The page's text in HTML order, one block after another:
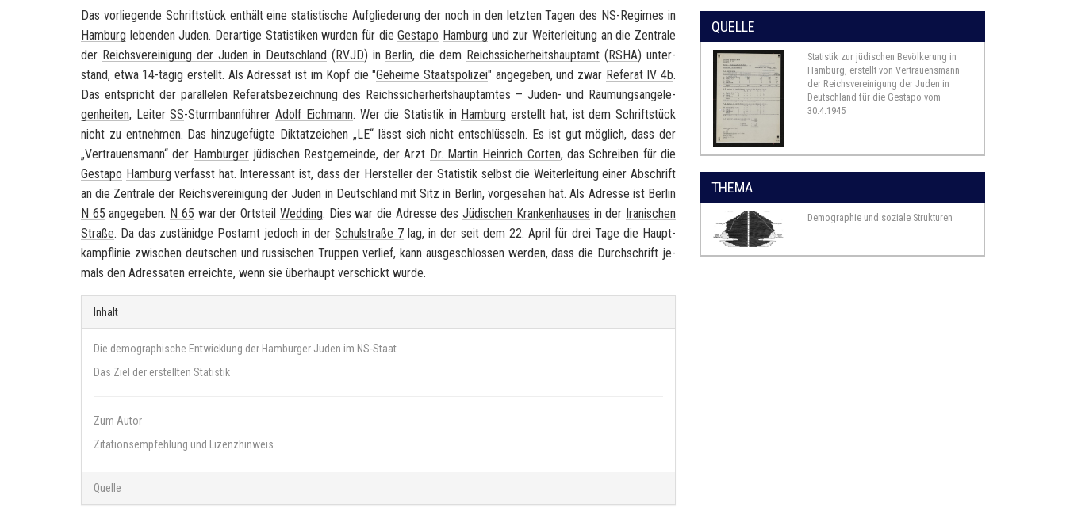
Das vor­lie­gen­de Schrift­stück ent­hält eine sta­tis­ti­sche Auf­glie­de­rung der noch in den letz­ten Tagen des NS-​Regimes in
Ham­burg le­ben­den Juden. Der­ar­ti­ge Sta­tis­ti­ken wur­den für dieGe­sta­po Ham­burg und zur Wei­ter­lei­tung an die Zen­tra­le
der Reichs­ver­ei­ni­gung der Juden in Deutsch­land (RVJD) in Ber­lin, die dem Reichs­si­cher­heits­haupt­amt (RSHA) un­ter­
stand, etwa 14-​tägig er­stellt. Als Adres­sat ist im Kopf die "Ge­hei­me Staats­po­li­zei" an­ge­ge­ben, und zwar Re­fe­rat IV 4b.
Das ent­spricht der par­al­le­len Re­fe­rats­be­zeich­nung des Reichs­si­cher­heits­haupt­am­tes – Juden-​ und Räu­mungs­an­ge­le­
gen­hei­ten, Lei­terSS-​SturmbannführerAdolf Eich­mann. Wer die Sta­tis­tik in Ham­burg er­stellt hat, ist dem Schrift­stück
nicht zu ent­neh­men. Das hin­zu­ge­füg­te Dik­tat­zei­chen „LE“ lässt sich nicht ent­schlüs­seln. Es ist gut mög­lich, dass der
„Ver­trau­ens­mann“ der Ham­bur­gerjü­di­schen Rest­ge­mein­de, der Arzt Dr. Mar­tin Hein­rich Cor­ten, das Schrei­ben für die
Ge­sta­po Ham­burg ver­fasst hat. In­ter­es­sant ist, dass der Her­stel­ler der Sta­tis­tik selbst die Wei­ter­lei­tung einer Ab­schrift
an die Zen­tra­le der Reichs­ver­ei­ni­gung der Juden in Deutsch­land mit Sitz in Ber­lin, vor­ge­se­hen hat. Als Adres­se ist Ber­lin
N 65 an­ge­ge­ben. N 65 war der Orts­teil Wed­ding. Dies war die Adres­se desJü­di­schen Kran­ken­hau­ses in der Ira­ni­schen
Stra­ße. Da das zu­stä­n­idge Post­amt je­doch in der Schul­stra­ße 7 lag, in der seit dem 22. April für drei Tage die Haupt­
kampf­li­nie zwi­schen deut­schen und rus­si­schen Trup­pen ver­lief, kann aus­ge­schlos­sen wer­den, dass die Durch­schrift je­
mals den Adres­sa­ten er­reich­te, wenn sie über­haupt ver­schickt wurde.
Inhalt
Die demographische Entwicklung der Hamburger Juden im NS-Staat
Das Ziel der erstellten Statistik
Zum Autor
Zitationsempfehlung und Lizenzhinweis
Quelle
QUELLE
Statistik zur jüdischen Bevölkerung in
Hamburg, erstellt von Vertrauensmann
der Reichsvereinigung der Juden in
Deutschland für die Gestapo vom
30.4.1945
THEMA
Demographie und soziale Strukturen